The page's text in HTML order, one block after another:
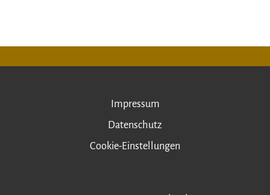
Impressum
Datenschutz
Cookie-Einstellungen